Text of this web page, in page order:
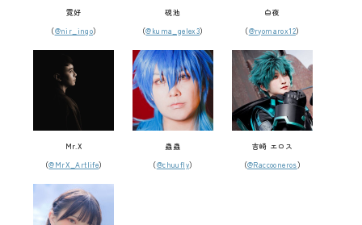
霓好
（@nir_ingo）
硯池
（@kuma_gelex3）
白夜
（@ryomarox12）
Mr.X
（@MrX_Artlife）
蟲蟲
（@chuufly）
吉崎 エロス
（@Raccooneros）